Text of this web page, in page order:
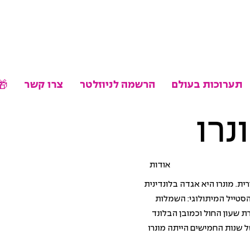
תערוכות בעולם הרשמה לניוזלטר צרו קשר גיפט
אודות
מונרו היא אגדה בלונדינית
המיתולוגי: השמלות
שעון החול וכמובן הבלונד
שנות החמישים הייתה מונרו